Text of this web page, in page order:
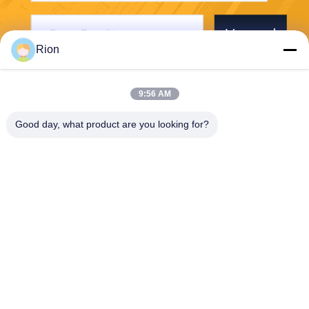
Verzend
Rion
9:56 AM
Good day, what product are you looking for?